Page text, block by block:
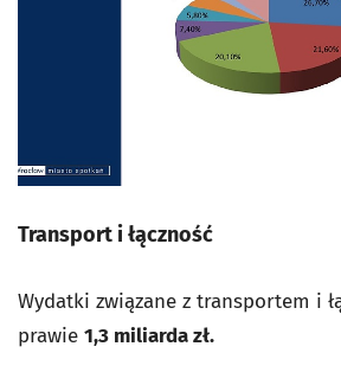
Transport i łączność
Wydatki związane z transportem i
prawie 1,3 miliarda zł.